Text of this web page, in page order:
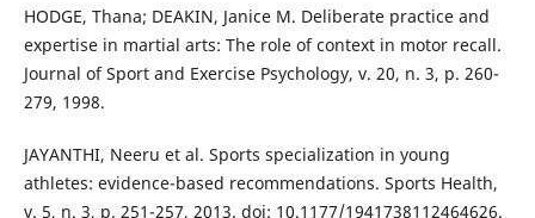
HODGE, Thana; DEAKIN, Janice M. Deliberate practice and
expertise in martial arts: The role of context in motor recall.
Journal of Sport and Exercise Psychology, v. 20, n. 3, p. 260-
279, 1998.
JAYANTHI, Neeru et al. Sports specialization in young
athletes: evidence-based recommendations. Sports Health,
v. 5, n. 3, p. 251-257, 2013. doi: 10.1177/1941738112464626.